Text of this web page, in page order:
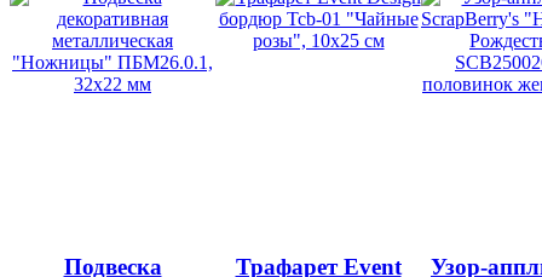
Подвеска
Трафарет Event
Узор-